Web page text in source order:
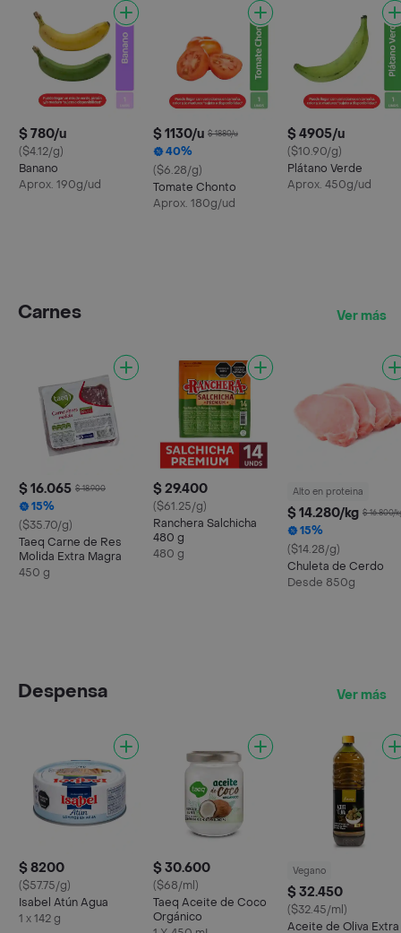
$ 780/u
($4.12/g)
Banano
Aprox. 190g/ud
$ 1130/u $ 1880/u
40%
($6.28/g)
Tomate Chonto
Aprox. 180g/ud
$ 4905/u
($10.90/g)
Plátano Verde
Aprox. 450g/ud
Carnes Ver más
$ 16.065 $ 18.900
15%
($35.70/g)
Taeq Carne de Res
Molida Extra Magra
450 g
$ 29.400
($61.25/g)
Ranchera Salchicha
480 g
480 g
Alto en proteina
$ 14.280/kg $ 16.800/
15%
($14.28/g)
Chuleta de Cerdo
Desde 850g
Despensa Ver más
$ 8200
($57.75/g)
Isabel Atún Agua
1 x 142 g
$ 30.600
($68/ml)
Taeq Aceite de Coco
Orgánico
Vegano
$ 32.450
($32.45/ml)
Aceite de Oliva Extra